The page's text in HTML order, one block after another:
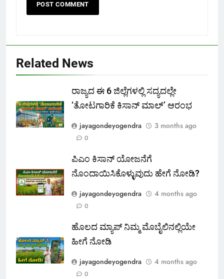
Related News
ರಾಜ್ಯದ ಈ 6 ಜಿಲ್ಲೆಗಳಲ್ಲಿ ಸದ್ಯದಲ್ಲೇ
‘ತೋಟಗಾರಿಕೆ ಕಿಸಾನ್ ಮಾಲ್‌’ ಆರಂಭ
jayagondeyogendra
3 months ago
0
ಪಿಎಂ ಕಿಸಾನ್ ಯೋಜನೆಗೆ
ನೊಂದಾಯಿಸಿಕೊಳ್ಳುವುದು ಹೇಗೆ ನೋಡಿ?
jayagondeyogendra
4 months ago
0
ಹೊಲದ ಮ್ಯಾಪ್ ನಿಮ್ಮ ಮೊಬೈಲಿನಲ್ಲಿಯೇ
ಹೀಗೆ ನೋಡಿ
jayagondeyogendra
4 months ago
0